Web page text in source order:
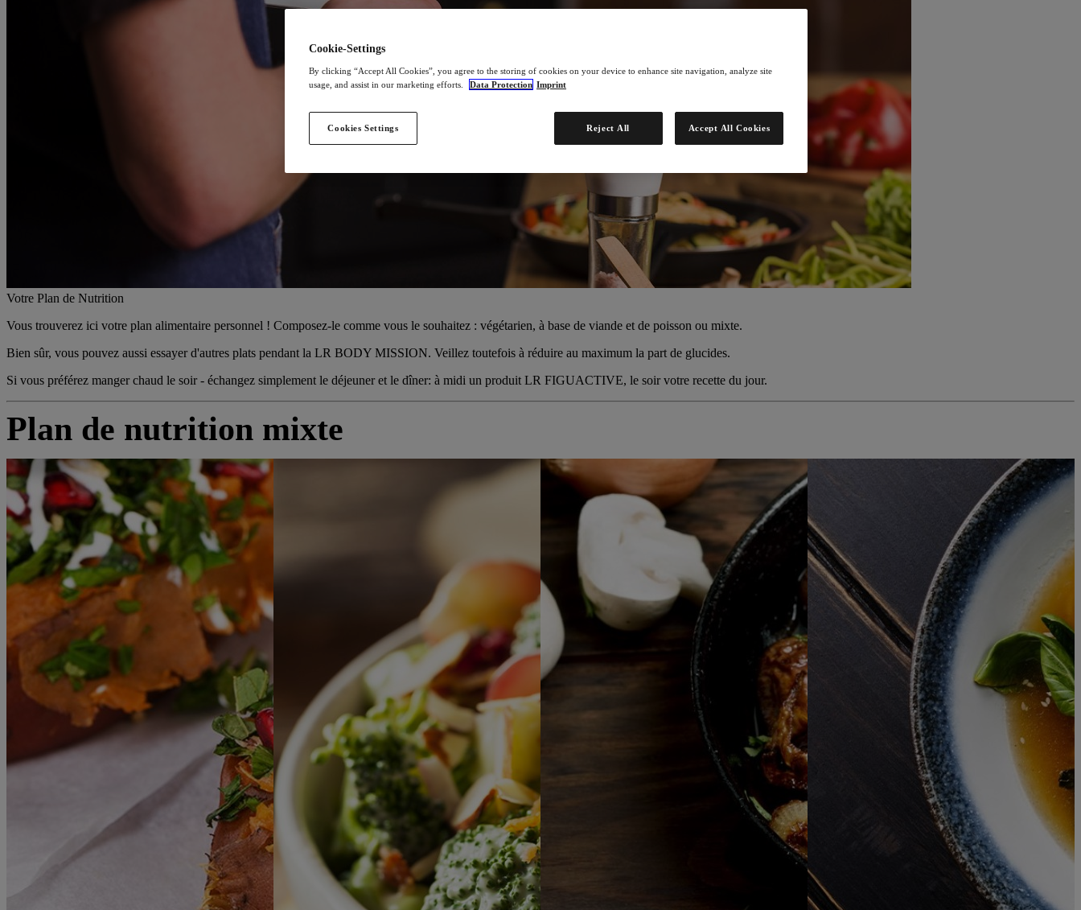
Votre Plan de Nutrition
Vous trouverez ici votre plan alimentaire personnel ! Composez-le comme vous le souhaitez : végétarien, à base de viande et de poisson ou mixte.
Bien sûr, vous pouvez aussi essayer d'autres plats pendant la LR BODY MISSION. Veillez toutefois à réduire au maximum la part de glucides.
Si vous préférez manger chaud le soir - échangez simplement le déjeuner et le dîner: à midi un produit LR FIGUACTIVE, le soir votre recette du jour.
Plan de nutrition mixte
Cookie-Settings
By clicking “Accept All Cookies”, you agree to the storing of cookies on your device to enhance site navigation, analyze site
usage, and assist in our marketing efforts.
Data Protection Imprint
Cookies Settings Reject All Accept All Cookies